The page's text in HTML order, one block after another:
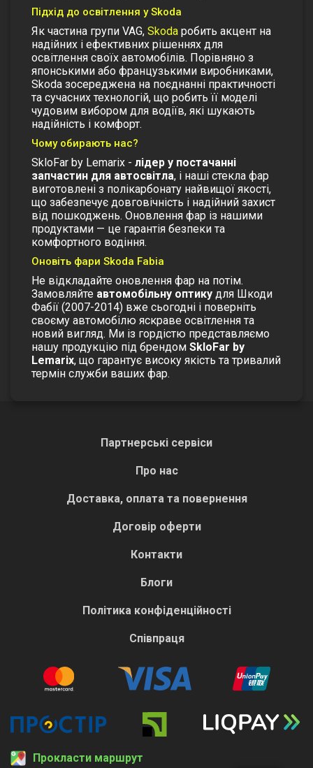
Підхід до освітлення у Skoda
Як частина групи VAG, Skoda робить акцент на
надійних і ефективних рішеннях для
освітлення своїх автомобілів. Порівняно з
японськими або французькими виробниками,
Skoda зосереджена на поєднанні практичності
та сучасних технологій, що робить її моделі
чудовим вибором для водіїв, які шукають
надійність і комфорт.
Чому обирають нас?
SkloFar by Lemarix - лідер у постачанні
запчастин для автосвітла, і наші стекла фар
виготовлені з полікарбонату найвищої якості,
що забезпечує довговічність і надійний захист
від пошкоджень. Оновлення фар із нашими
продуктами — це гарантія безпеки та
комфортного водіння.
Оновіть фари Skoda Fabia
Не відкладайте оновлення фар на потім.
Замовляйте автомобільну оптику для Шкоди
Фабії (2007-2014) вже сьогодні і поверніть
своєму автомобілю яскраве освітлення та
новий вигляд. Ми із гордістю представляємо
нашу продукцію під брендом SkloFar by
Lemarix, що гарантує високу якість та тривалий
термін служби ваших фар.
Партнерські сервіси
Про нас
Доставка, оплата та повернення
Договір оферти
Контакти
Блоги
Політика конфіденційності
Співпраця
Прокласти маршрут